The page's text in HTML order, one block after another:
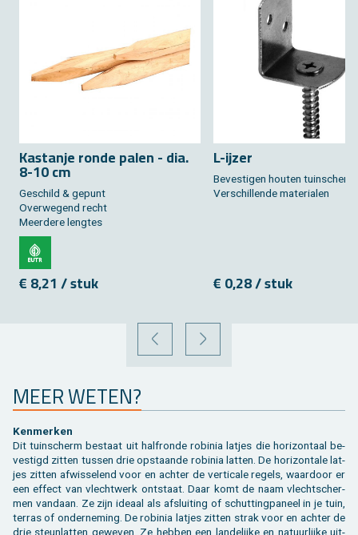
Kas­tan­je ronde palen - dia.
8-10 cm
Ge­schild & ge­punt
Over­we­gend recht
Meer­de­re leng­tes
€ 8,21 / stuk
L-ijzer
Be­ves­ti­gen hou­ten tuin­scherm
Ver­schil­len­de ma­te­ri­a­len
€ 0,28 / stuk
VORIGE VOLGENDE
MEER WETEN?
Ken­mer­ken
Dit tuin­scherm be­staat uit half­ron­de ro­bi­nia lat­jes die ho­ri­zon­taal be­
ves­tigd zit­ten tus­sen drie op­staan­de ro­bi­nia lat­ten. De ho­ri­zon­ta­le lat­
jes zit­ten af­wis­se­lend voor en ach­ter de ver­ti­ca­le re­gels, waar­door er
een ef­fect van vlecht­werk ont­staat. Daar komt de naam vlecht­scher­
men van­daan. Ze zijn ide­aal als af­slui­ting of schut­ting­pa­neel in je tuin,
ter­ras of on­der­ne­ming. De ro­bi­nia lat­jes zit­ten strak voor en ach­ter de
drie steun­lat­ten ge­we­ven. Ze heb­ben een lan­de­lij­ke en na­tuur­lij­ke uit­